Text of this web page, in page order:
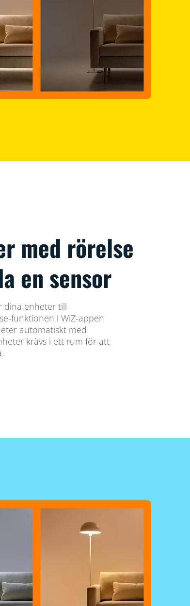
med rörelse
en sensor
dina enheter till
funktionen i WiZ-appen
automatiskt med
krävs i ett rum för att